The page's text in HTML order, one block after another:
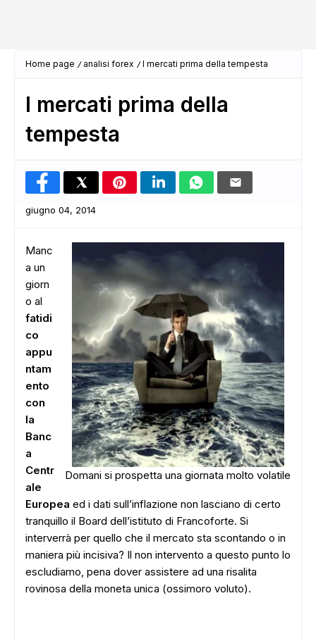
Home page analisi forex I mercati prima della tempesta
I mercati prima della
tempesta
giugno 04, 2014
Domani si prospetta una giornata molto volatile
Manc
a un
giorn
o al
fatidi
co
appu
ntam
ento
con
la
Banc
a
Centr
ale
Europea ed i dati sull’inflazione non lasciano di certo
tranquillo il Board dell’istituto di Francoforte. Si
interverrà per quello che il mercato sta scontando o in
maniera più incisiva? Il non intervento a questo punto lo
escludiamo, pena dover assistere ad una risalita
rovinosa della moneta unica (ossimoro voluto).